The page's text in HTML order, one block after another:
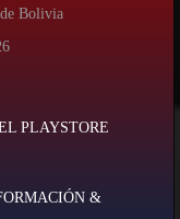
Bolivia
PLAYSTORE
&